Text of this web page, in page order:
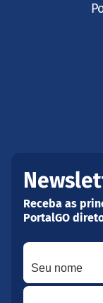
Receba as
PortalGO
Seu nome
Seu melhor e-mail